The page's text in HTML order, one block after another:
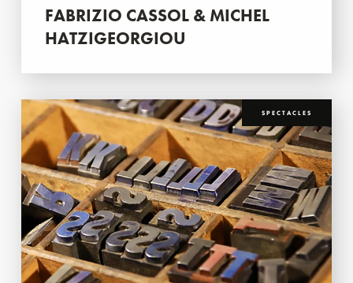
FABRIZIO CASSOL & MICHEL
HATZIGEORGIOU
SPECTACLES